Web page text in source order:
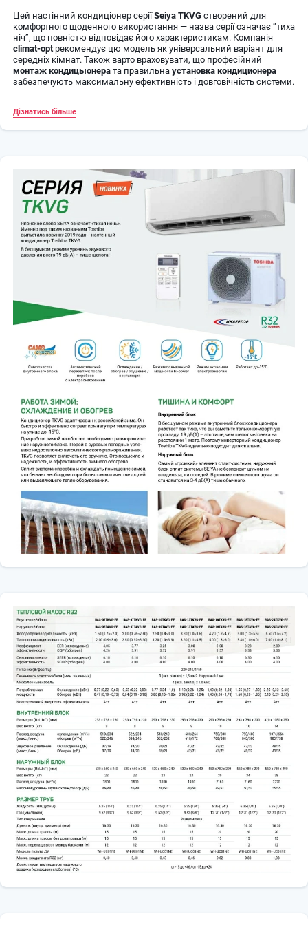
Цей настінний кондиціонер серіїSeiya TKVGстворений для
комфортного щоденного використання — назва серії означає “тиха
ніч”, що повністю відповідає його характеристикам. Компанія
climat-optрекомендує цю модель як універсальний варіант для
середніх кімнат. Також варто враховувати, що професійний
монтаж кондицыонерата правильна установка кондиционера
забезпечують максимальну ефективність і довговічність системи.
✅ Основні переваги
⚙️ Інверторний компресор — економія до 30–40% електроенергії
🔇 Тиха робота (від ~21 дБ) — ідеально для спальні
🌿 Холодоагент R32 — екологічність
💧 Осушення повітря
🧼 Функція самоочищення внутрішнього блоку
📶 Wi-Fi Ready — можливість підключення
⚙️ Технічні характеристики
🧊 Тип: настінна спліт-система
⚙️ Компресор: інверторний
📐 Площа обслуговування: до 25 м²
❄️ Потужність охолодження: ~2.5 кВт
⚡ Клас енергоефективності: A++ / A+
🌿 Холодоагент: R32
🌡️ Робочий діапазон:
обігрів: до -15°C
🔇 Рівень шуму: ~21–39 дБ
🎮 Керування: пульт ДУ
📶 Wi-Fi: опціонально
📏 Внутрішній блок: ~798 × 293 × 230 мм
📏 Зовнішній блок: ~660 × 530 × 240 мм
⚖️ Загальна вага системи: ~30–32 кг
💡 Чому варто обрати саме цю модель
Toshiba RAS-B10TKVG-UA кондиционер— це збалансоване
рішення для щоденного використання.
🏠 Ідеально для приміщень до 25 м²
🔇 Тиха робота — комфорт у будь-який час доби
⚡ Енергоефективність і економія
🛠️ Японська якість Toshiba
💰 Вигідна ціна серед інверторних моделей
Цей настінний кондиціонер — чудовий вибір для тих, хто хоче
купити кондиционеріз надійною роботою, хорошими
характеристиками та комфортним мікрокліматом 👍
Дізнатись більше